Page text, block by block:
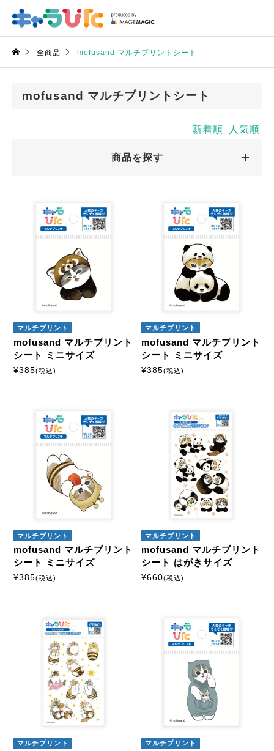
全商品 mofusand マルチプリントシート
mofusand マルチプリントシート
新着順 人気順
商品を探す
キャラクターから探す
商品絞込
アイロンプリントシート
A5サイズ A4サイズ
はがきサイズ
カスタマイズ
モーテルキーホルダー
硬質ケース
マルチプリント
mofusand マルチプリント
シート ミニサイズ
¥385(税込)
マルチプリント
mofusand マルチプリント
シート ミニサイズ
¥385(税込)
マルチプリント
mofusand マルチプリント
シート ミニサイズ
¥385(税込)
マルチプリント
mofusand マルチプリント
シート はがきサイズ
¥660(税込)
マルチプリント マルチプリント